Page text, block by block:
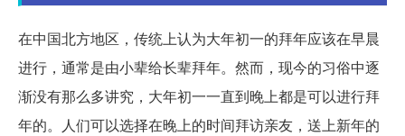
在中国北方地区，传统上认为大年初一的拜年应该在早晨
进行，通常是由小辈给长辈拜年。然而，现今的习俗中逐
渐没有那么多讲究，大年初一一直到晚上都是可以进行拜
年的。人们可以选择在晚上的时间拜访亲友，送上新年的